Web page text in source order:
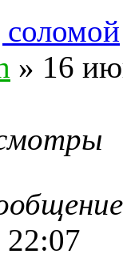
» 16
22:07